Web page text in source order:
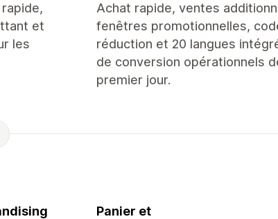
et
les
Achat rapide, ventes
fenêtres promotionnelles,
réduction et 20 langues
de conversion opérationnels
premier jour.
Panier et